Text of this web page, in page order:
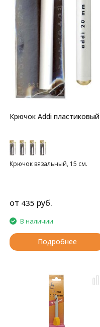
Крючок Addi пластиковый
Крючок вязальный, 15 см.
от 435 руб.
В наличии
Подробнее